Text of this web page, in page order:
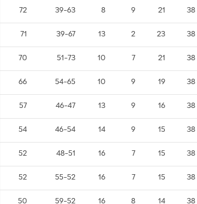
38
21
9
8
39-63
72
38
23
2
13
39-67
71
38
21
7
10
51-73
70
38
19
9
10
54-65
66
38
16
9
13
46-47
57
38
15
9
14
46-54
54
38
15
7
16
48-51
52
38
15
7
16
55-52
52
38
14
8
16
59-52
50